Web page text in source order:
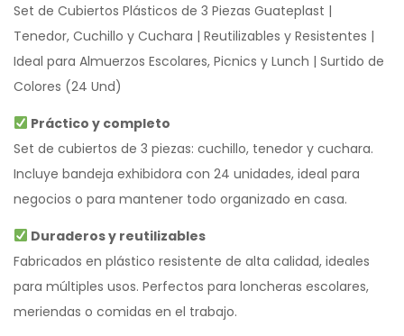
Set de Cubiertos Plásticos de 3 Piezas Guateplast |
Tenedor, Cuchillo y Cuchara | Reutilizables y Resistentes |
Ideal para Almuerzos Escolares, Picnics y Lunch | Surtido de
Colores (24 Und)
Práctico y completo
Set de cubiertos de 3 piezas: cuchillo, tenedor y cuchara.
Incluye bandeja exhibidora con 24 unidades, ideal para
negocios o para mantener todo organizado en casa.
Duraderos y reutilizables
Fabricados en plástico resistente de alta calidad, ideales
para múltiples usos. Perfectos para loncheras escolares,
meriendas o comidas en el trabajo.